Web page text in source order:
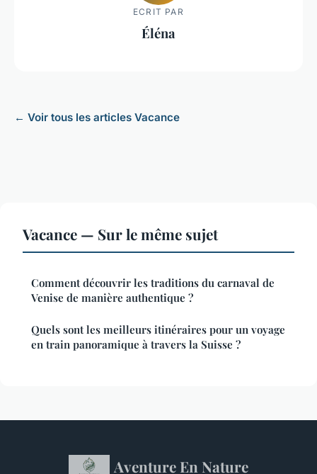
ECRIT PAR
Éléna
← Voir tous les articles Vacance
Vacance — Sur le même sujet
Comment découvrir les traditions du carnaval de
Venise de manière authentique ?
Quels sont les meilleurs itinéraires pour un voyage
en train panoramique à travers la Suisse ?
Aventure En Nature